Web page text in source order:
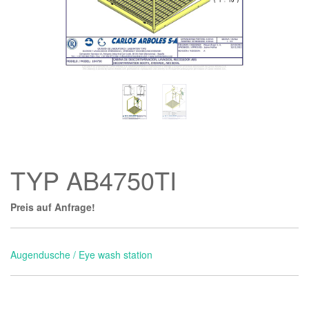
TYP AB4750TI
Preis auf Anfrage!
Augendusche / Eye wash station